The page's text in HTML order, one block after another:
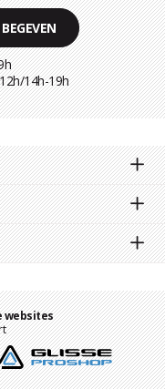
14h-19h
websites